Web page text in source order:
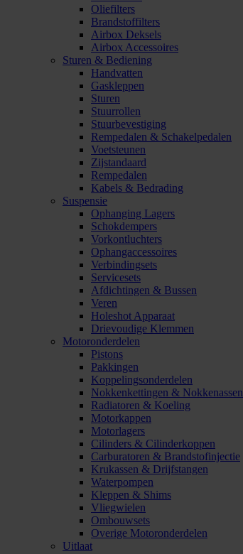
Oliefilters
Brandstoffilters
Airbox Deksels
Airbox Accessoires
Sturen & Bediening
Handvatten
Gaskleppen
Sturen
Stuurrollen
Stuurbevestiging
Rempedalen & Schakelpedalen
Voetsteunen
Zijstandaard
Rempedalen
Kabels & Bedrading
Suspensie
Ophanging Lagers
Schokdempers
Vorkontluchters
Ophangaccessoires
Verbindingsets
Servicesets
Afdichtingen & Bussen
Veren
Holeshot Apparaat
Drievoudige Klemmen
Motoronderdelen
Pistons
Pakkingen
Koppelingsonderdelen
Nokkenkettingen & Nokkenassen
Radiatoren & Koeling
Motorkappen
Motorlagers
Cilinders & Cilinderkoppen
Carburatoren & Brandstofinjectie
Krukassen & Drijfstangen
Waterpompen
Kleppen & Shims
Vliegwielen
Ombouwsets
Overige Motoronderdelen
Uitlaat